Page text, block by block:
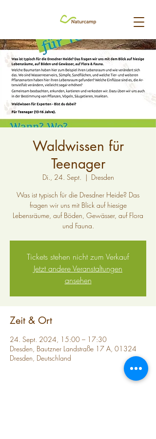
Waldwissen für
Teenager
Di., 24. Sept.
  |
Dresden
Was ist typisch für die Dresdner Heide? Das
fragen wir uns mit Blick auf hiesige
Lebensräume, auf Böden, Gewässer, auf Flora
und Fauna.
Tickets stehen nicht zum Verkauf
Jetzt andere Veranstaltungen
ansehen
Zeit & Ort
24. Sept. 2024, 15:00 – 17:30
Dresden, Bautzner Landstraße 17 A, 01324
Dresden, Deutschland